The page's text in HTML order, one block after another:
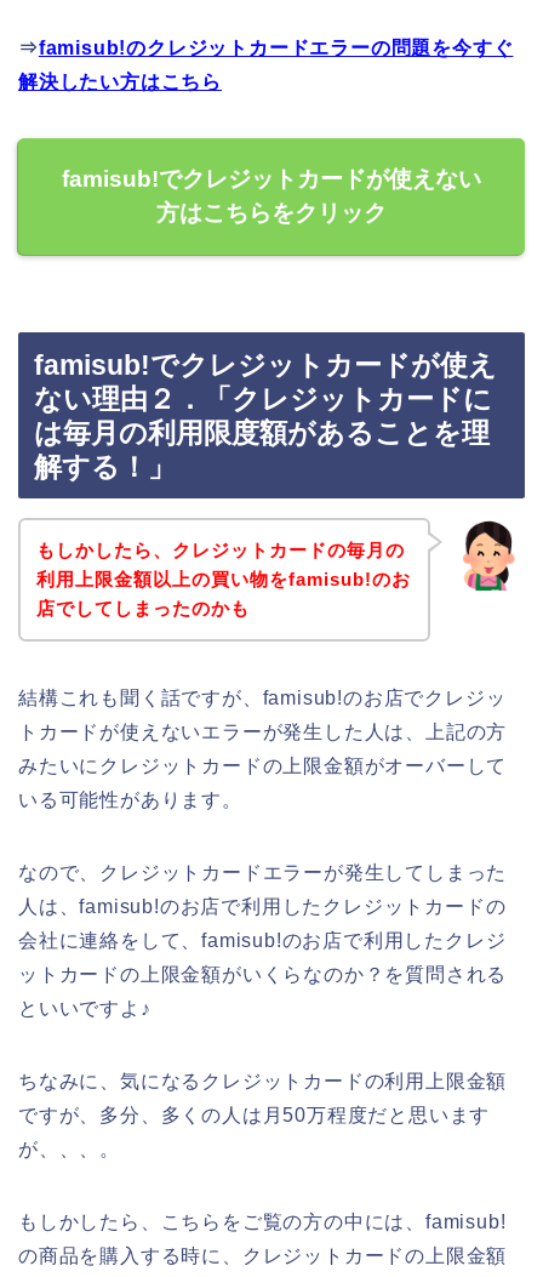
⇒famisub!のクレジットカードエラーの問題を今すぐ
解決したい方はこちら
famisub!でクレジットカードが使えない
方はこちらをクリック
famisub!でクレジットカードが使え
ない理由２．「クレジットカードに
は毎月の利用限度額があることを理
解する！」
もしかしたら、クレジットカードの毎月の
利用上限金額以上の買い物をfamisub!のお
店でしてしまったのかも
結構これも聞く話ですが、famisub!のお店でクレジッ
トカードが使えないエラーが発生した人は、上記の方
みたいにクレジットカードの上限金額がオーバーして
いる可能性があります。
なので、クレジットカードエラーが発生してしまった
人は、famisub!のお店で利用したクレジットカードの
会社に連絡をして、famisub!のお店で利用したクレジ
ットカードの上限金額がいくらなのか？を質問される
といいですよ♪
ちなみに、気になるクレジットカードの利用上限金額
ですが、多分、多くの人は月50万程度だと思います
が、、、。
もしかしたら、こちらをご覧の方の中には、famisub!
の商品を購入する時に、クレジットカードの上限金額